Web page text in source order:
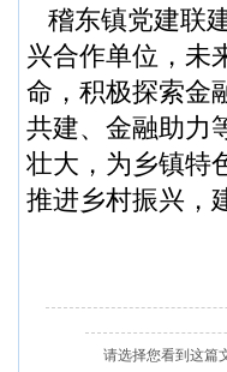
稽东镇党建联
兴合作单位，未
命，积极探索金
共建、金融助力
壮大，为乡镇特
推进乡村振兴，
请选择您看到这篇